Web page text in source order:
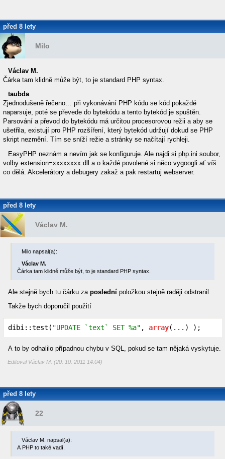
před 8 lety
Milo
Václav M.
Čárka tam klidně může být, to je standard PHP syntax.
taubda
Zjednodušeně řečeno… při vykonávání PHP kódu se kód pokaždé
naparsuje, poté se převede do bytekódu a tento bytekód je spuštěn.
Parsování a převod do bytekódu má určitou procesorovou režii a aby se
ušetřila, existují pro PHP rozšíření, který bytekód udržují dokud se PHP
skript nezmění. Tím se sníží režie a stránky se načítají rychleji.
EasyPHP neznám a nevím jak se konfiguruje. Ale najdi si php.ini soubor,
volby extension=xxxxxxxx.dll a o každé povolené si něco vygoogli ať víš
co dělá. Akcelerátory a debugery zakaž a pak restartuj webserver.
před 8 lety
Václav M.
Milo napsal(a):
Václav M.
Čárka tam klidně může být, to je standard PHP syntax.
Ale stejně bych tu čárku zaposlední položkou stejně raději odstranil.
Takže bych doporučil použití
dibi::test( "UPDATE `text` SET %a" , array(...) );
A to by odhalilo případnou chybu v SQL, pokud se tam nějaká vyskytuje.
Editoval Václav M. (20. 10. 2011 14:04)
před 8 lety
22
Václav M. napsal(a):
A PHP to také vadí.